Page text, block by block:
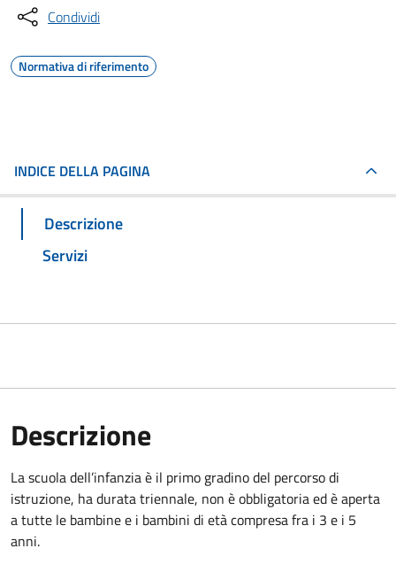
Condividi
Normativa di riferimento
INDICE DELLA PAGINA
Descrizione
Servizi
Descrizione
La scuola dell’infanzia è il primo gradino del percorso di
istruzione, ha durata triennale, non è obbligatoria ed è aperta
a tutte le bambine e i bambini di età compresa fra i 3 e i 5
anni.